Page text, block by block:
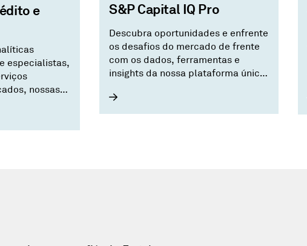
e
especialistas,
nossas
da
S&P Capital IQ Pro
Descubra oportunidades e enfrente
os desafios do mercado de frente
com os dados, ferramentas e
insights da nossa plataforma única
essencial.